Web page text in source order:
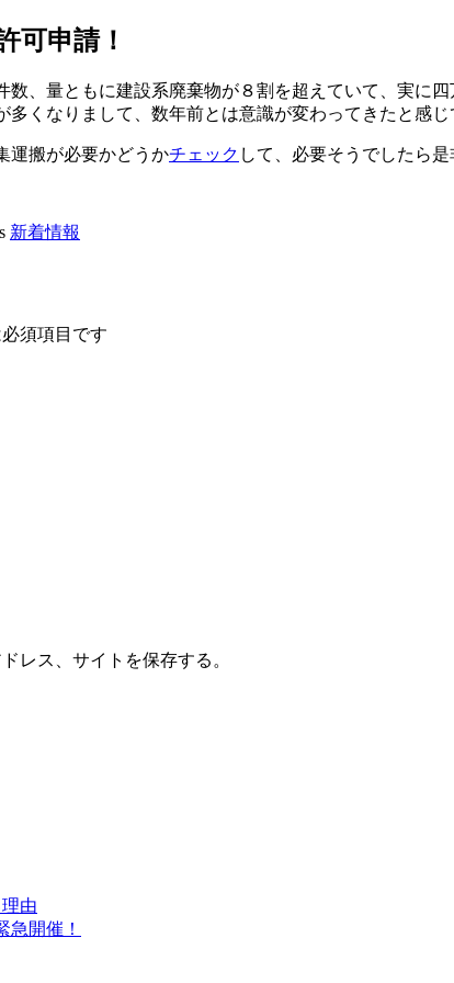
可申請！
、量ともに建設系廃棄物が８割を超えていて、実に
くなりまして、数年前とは意識が変わってきたと感じ
運搬が必要かどうかチェック して、必要そうでしたら
新着情報
須項目です
レス、サイトを保存する。
由
急開催！